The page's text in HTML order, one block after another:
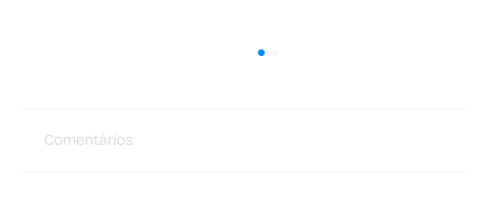
Comentários